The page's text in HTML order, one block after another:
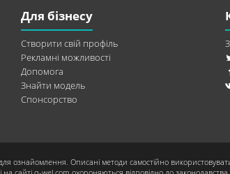
Для бізнесу
Створити свій профіль
Рекламні можливості
Допомога
Знайти модель
Спонсорство
ознайомлення. Описані методи самостійно